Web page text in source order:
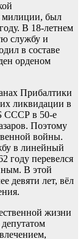
милиции, был
В 18-летнем
службу и
в составе
орденом
Прибалтики
ликвидации в
СССР в 50-е
Поэтому
войны.
в линейный
году перевелся
В этой
девяти лет, вёл
жизни